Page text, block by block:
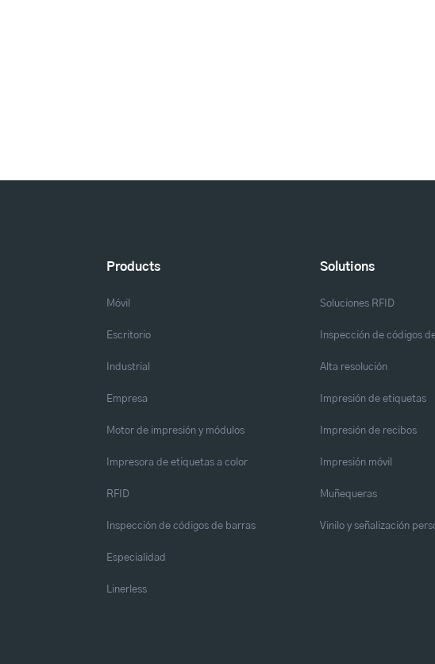
Products
Móvil
Escritorio
Industrial
Empresa
Motor de impresión y módulos
Impresora de etiquetas a color
RFID
Inspección de códigos de barras
Especialidad
Linerless
Solutions
Soluciones RFID
Inspección de códigos
Alta resolución
Impresión de etiquetas
Impresión de recibos
Impresión móvil
Muñequeras
Vinilo y señalización